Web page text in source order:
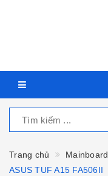
Trang chủ
ASUS TUF A15 FA506II